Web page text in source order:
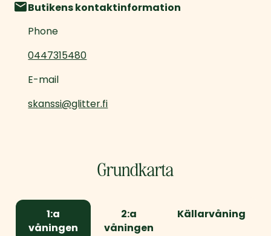
Butikens kontaktinformation
Phone
0447315480
E-mail
skanssi@glitter.fi
Grundkarta
1:a
våningen
2:a
våningen
Källarvåning